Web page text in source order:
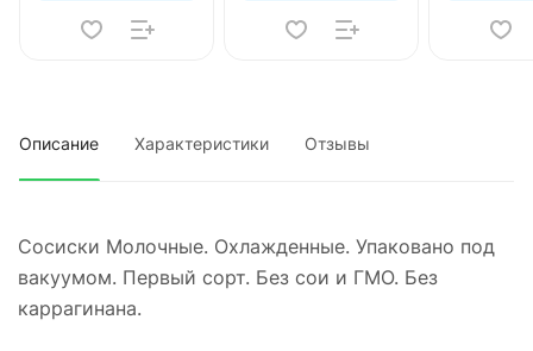
Описание Характеристики Отзывы
Сосиски Молочные. Охлажденные. Упаковано под
вакуумом. Первый сорт. Без сои и ГМО. Без
каррагинана.